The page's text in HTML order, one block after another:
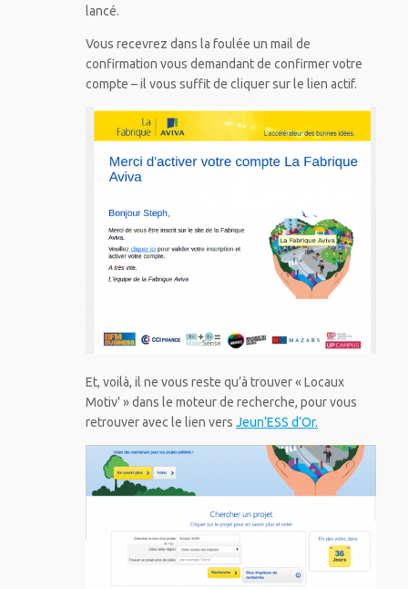
lancé.
Vous recevrez dans la foulée un mail de
confirmation vous demandant de confirmer votre
compte – il vous suffit de cliquer sur le lien actif.
Et, voilà, il ne vous reste qu’à trouver « Locaux
Motiv' » dans le moteur de recherche, pour vous
retrouver avec le lien vers Jeun’ESS d’Or.